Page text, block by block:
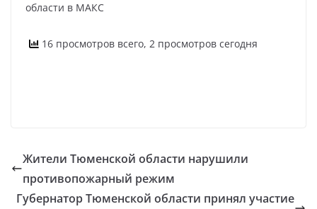
области в МАКС
16 просмотров всего, 2 просмотров сегодня
Жители Тюменской области нарушили
противопожарный режим
Губернатор Тюменской области принял участие